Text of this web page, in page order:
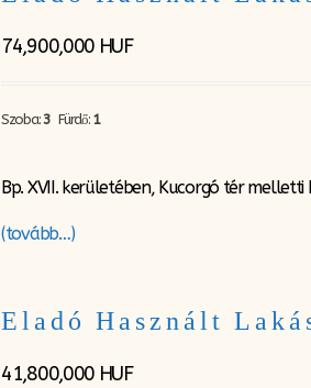
74,900,000 HUF
Szoba:3 Fürdő: 1
Bp. XVII. kerületében, Kucorgó tér
(tovább…)
Eladó Használt
41,800,000 HUF